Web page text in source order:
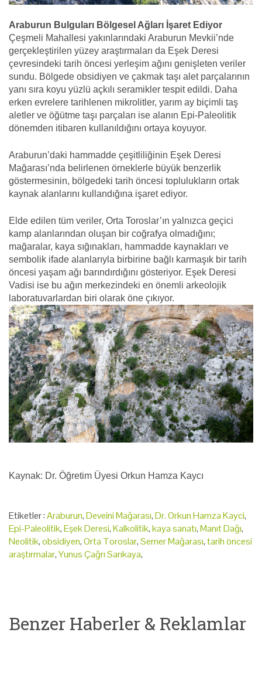
Araburun Bulguları Bölgesel Ağları İşaret Ediyor
Çeşmeli Mahallesi yakınlarındaki Araburun Mevkii’nde
gerçekleştirilen yüzey araştırmaları da Eşek Deresi
çevresindeki tarih öncesi yerleşim ağını genişleten veriler
sundu. Bölgede obsidiyen ve çakmak taşı alet parçalarının
yanı sıra koyu yüzlü açkılı seramikler tespit edildi. Daha
erken evrelere tarihlenen mikrolitler, yarım ay biçimli taş
aletler ve öğütme taşı parçaları ise alanın Epi-Paleolitik
dönemden itibaren kullanıldığını ortaya koyuyor.
Araburun’daki hammadde çeşitliliğinin Eşek Deresi
Mağarası’nda belirlenen örneklerle büyük benzerlik
göstermesinin, bölgedeki tarih öncesi toplulukların ortak
kaynak alanlarını kullandığına işaret ediyor.
Elde edilen tüm veriler, Orta Toroslar’ın yalnızca geçici
kamp alanlarından oluşan bir coğrafya olmadığını;
mağaralar, kaya sığınakları, hammadde kaynakları ve
sembolik ifade alanlarıyla birbirine bağlı karmaşık bir tarih
öncesi yaşam ağı barındırdığını gösteriyor. Eşek Deresi
Vadisi ise bu ağın merkezindeki en önemli arkeolojik
laboratuvarlardan biri olarak öne çıkıyor.
Kaynak: Dr. Öğretim Üyesi Orkun Hamza Kaycı
Etiketler :Araburun,Deveini Mağarası,Dr. Orkun Hamza Kayci,
Epi-Paleolitik,Eşek Deresi,Kalkolitik,kaya sanatı,Manıt Dağı,
Neolitik,obsidiyen,Orta Toroslar,Semer Mağarası,tarih öncesi
araştırmalar,Yunus Çağrı Sarıkaya,
Benzer Haberler & Reklamlar